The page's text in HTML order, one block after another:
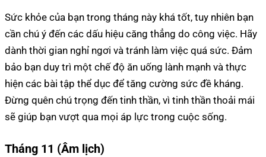
Sức khỏe của bạn trong tháng này khá tốt, tuy nhiên bạn
cần chú ý đến các dấu hiệu căng thẳng do công việc. Hãy
dành thời gian nghỉ ngơi và tránh làm việc quá sức. Đảm
bảo bạn duy trì một chế độ ăn uống lành mạnh và thực
hiện các bài tập thể dục để tăng cường sức đề kháng.
Đừng quên chú trọng đến tinh thần, vì tinh thần thoải mái
sẽ giúp bạn vượt qua mọi áp lực trong cuộc sống.
Tháng 11 (Âm lịch)